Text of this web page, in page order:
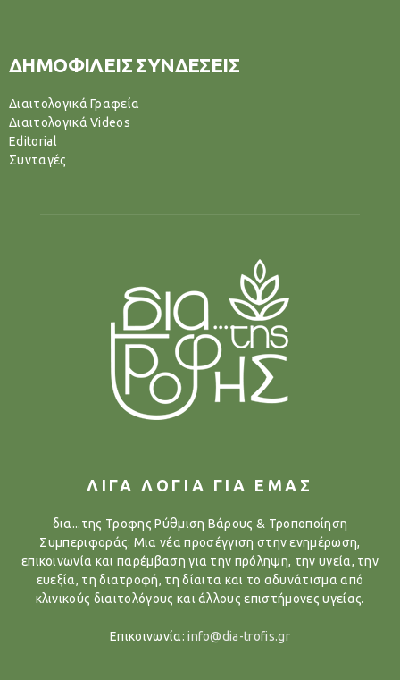
ΔΗΜΟΦΙΛΕΙΣ ΣΥΝΔΕΣΕΙΣ
Διαιτολογικά Γραφεία
Διαιτολογικά Videos
Editorial
Συνταγές
ΛΙΓΑ ΛΟΓΙΑ ΓΙΑ ΕΜΑΣ
δια...της Τροφης Ρύθμιση Βάρους & Τροποποίηση
Συμπεριφοράς: Μια νέα προσέγγιση στην ενημέρωση,
επικοινωνία και παρέμβαση για την πρόληψη, την υγεία, την
ευεξία, τη διατροφή, τη δίαιτα και το αδυνάτισμα από
κλινικούς διαιτολόγους και άλλους επιστήμονες υγείας.
Επικοινωνία:info@dia-trofis.gr